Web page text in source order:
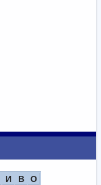
И В
О